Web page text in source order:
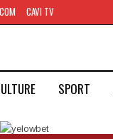
CAVI TV
SPORT